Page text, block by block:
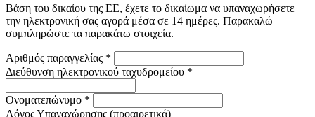
Βάση του δικαίου της ΕΕ, έχετε το δικαίωμα να υπαναχωρήσετε
την ηλεκτρονική σας αγορά μέσα σε 14 ημέρες. Παρακαλώ
συμπληρώστε τα παρακάτω στοιχεία.
Αριθμός παραγγελίας *
Διεύθυνση ηλεκτρονικού ταχυδρομείου *
Ονοματεπώνυμο *
Λόγος Υπαναχώρησης (προαιρετικά)